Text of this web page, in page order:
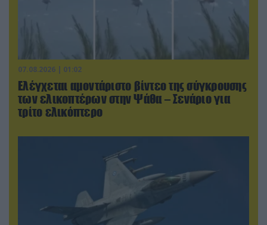
07.08.2026 | 01:02
Ελέγχεται αμοντάριστο βίντεο της σύγκρουσης
των ελικοπτέρων στην Ψάθα – Σενάριο για
τρίτο ελικόπτερο